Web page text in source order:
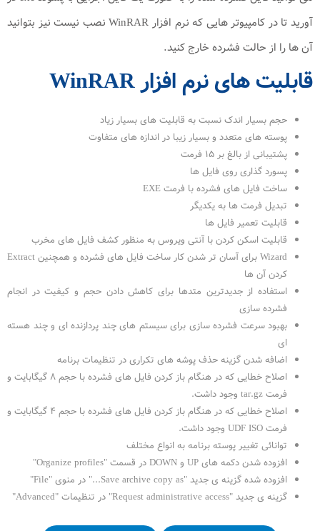
آورید تا در کامپیوتر هایی که نرم افزار WinRAR نصب نیست نیز بتوانید
آن ها را از حالت فشرده خارج کنید.
قابلیت های نرم افزار WinRAR
حجم بسیار اندک نسبت به قابلیت های بسیار زیاد
پوسته های متعدد و بسیار زیبا در اندازه های متفاوت
پشتیبانی از بالغ بر ۱۵ فرمت
پسورد گذاری روی فایل ها
ساخت فایل های فشرده با فرمت EXE
تبدیل فرمت ها به یکدیگر
قابلیت تعمیر فایل ها
قابلیت اسکن کردن با آنتی ویروس به منظور کشف فایل های مخرب
Wizard برای آسان تر شدن کار ساخت فایل های فشرده و همچنین Extract
کردن آن ها
استفاده از جدیدترین متدها برای کاهش دادن حجم و کیفیت در انجام
فشرده سازی
بهبود سرعت فشرده سازی برای سیستم های چند پردازنده ای و چند هسته
ای
اضافه شدن گزینه حذف پوشه های تکراری در تنظیمات برنامه
اصلاح خطایی که در هنگام باز کردن فایل های فشرده با حجم ۸ گیگابایت و
فرمت tar.gz وجود داشت.
اصلاح خطایی که در هنگام باز کردن فایل های فشرده با حجم ۴ گیگابایت و
فرمت UDF ISO وجود داشت.
توانائی تغییر پوسته برنامه به انواع مختلف
افزوده شدن دکمه های UP و DOWN در قسمت "Organize profiles"
افزوده شده گزینه ی جدید "Save archive copy as..." در منوی "File"
گزینه ی جدید "Request administrative access" در تنظیمات "Advanced"